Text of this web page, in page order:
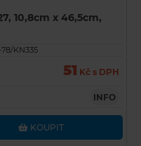
10,8cm x 46,5cm,
KN335
51 Kč s DPH
INFO
KOUPIT